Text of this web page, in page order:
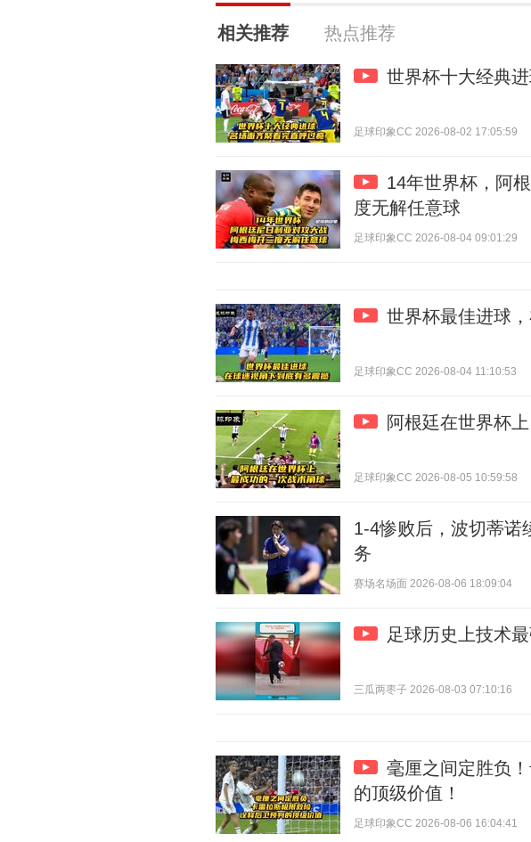
相关推荐 热点推荐
世界杯十大经典
足球印象CC 2026-08-02 17:05:59
14年世界杯，阿
度无解任意球
足球印象CC 2026-08-04 09:01:29
世界杯最佳进球
足球印象CC 2026-08-04 11:10:53
阿根廷在世界杯
足球印象CC 2026-08-05 10:59:58
1-4惨败后，波切蒂诺
务
赛场名场面 2026-08-06 18:09:04
足球历史上技术
三瓜两枣子 2026-08-03 07:10:16
毫厘之间定胜负
的顶级价值！
足球印象CC 2026-08-06 16:04:41